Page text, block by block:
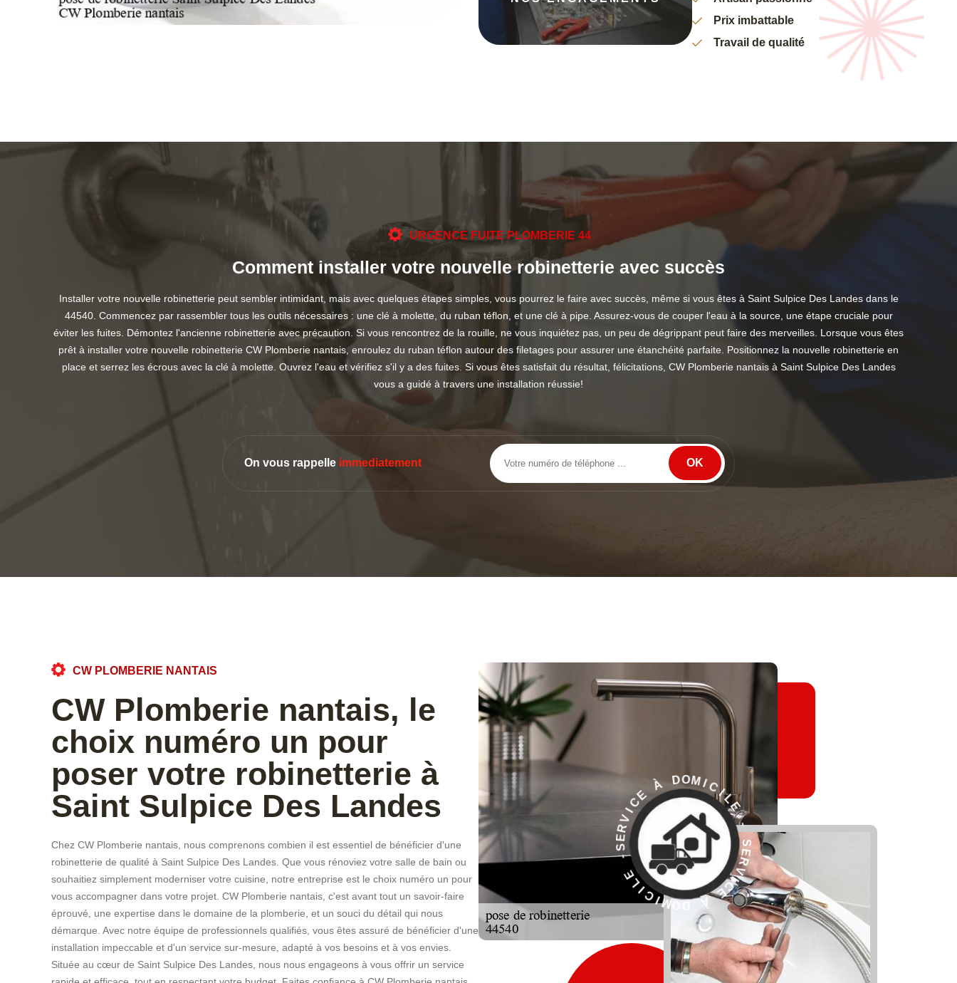
Prix imbattable
Travail de qualité
URGENCE FUITE PLOMBERIE 44
Comment installer votre nouvelle robinetterie avec succès
Installer votre nouvelle robinetterie peut sembler intimidant, mais avec quelques étapes simples, vous pourrez le faire avec succès, même si vous êtes à Saint Sulpice Des Landes dans le
44540. Commencez par rassembler tous les outils nécessaires : une clé à molette, du ruban téflon, et une clé à pipe. Assurez-vous de couper l'eau à la source, une étape cruciale pour
éviter les fuites. Démontez l'ancienne robinetterie avec précaution. Si vous rencontrez de la rouille, ne vous inquiétez pas, un peu de dégrippant peut faire des merveilles. Lorsque vous êtes
prêt à installer votre nouvelle robinetterie CW Plomberie nantais, enroulez du ruban téflon autour des filetages pour assurer une étanchéité parfaite. Positionnez la nouvelle robinetterie en
place et serrez les écrous avec la clé à molette. Ouvrez l'eau et vérifiez s'il y a des fuites. Si vous êtes satisfait du résultat, félicitations, CW Plomberie nantais à Saint Sulpice Des Landes
vous a guidé à travers une installation réussie!
On vous rappelle immediatement
CW PLOMBERIE NANTAIS
CW Plomberie nantais, le
choix numéro un pour
poser votre robinetterie à
Saint Sulpice Des Landes
Chez CW Plomberie nantais, nous comprenons combien il est essentiel de bénéficier d'une
robinetterie de qualité à Saint Sulpice Des Landes. Que vous rénoviez votre salle de bain ou
souhaitiez simplement moderniser votre cuisine, notre entreprise est le choix numéro un pour
vous accompagner dans votre projet. CW Plomberie nantais, c'est avant tout un savoir-faire
éprouvé, une expertise dans le domaine de la plomberie, et un souci du détail qui nous
démarque. Avec notre équipe de professionnels qualifiés, vous êtes assuré de bénéficier d'une
installation impeccable et d'un service sur-mesure, adapté à vos besoins et à vos envies.
Située au cœur de Saint Sulpice Des Landes, nous nous engageons à vous offrir un service
S
E
R
V
I
C
E
À
D
OM
I CI LE -
SE
R
V
I
C
E
À
D
O
M
I
C
-